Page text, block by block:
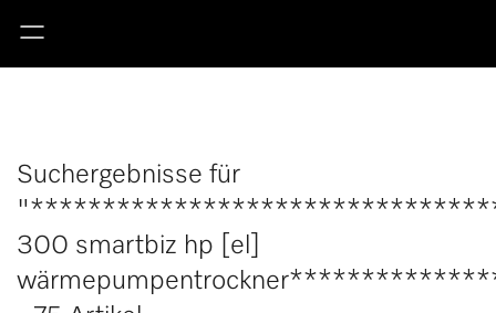
Suchergebnisse für
300 smartbiz hp [el]